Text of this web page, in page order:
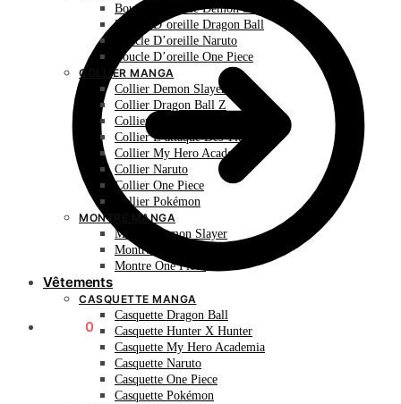
0
Boucle D’oreille Demon Slayer
Boucle D’oreille Dragon Ball
Boucle D’oreille Naruto
Boucle D’oreille One Piece
COLLIER MANGA
Collier Demon Slayer
Collier Dragon Ball Z
Collier Hunter X Hunter
Collier L’attaque Des Titans
Collier My Hero Academia
Collier Naruto
Collier One Piece
Collier Pokémon
MONTRE MANGA
Montre Demon Slayer
Montre Naruto
Montre One Piece
Vêtements
CASQUETTE MANGA
Casquette Dragon Ball
Casquette Hunter X Hunter
Casquette My Hero Academia
Casquette Naruto
Casquette One Piece
Casquette Pokémon